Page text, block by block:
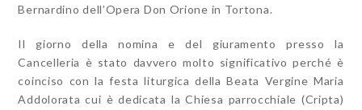
Bernardino dell’Opera Don Orione in Tortona.
Il giorno della nomina e del giuramento presso la
Cancelleria è stato davvero molto significativo perché è
coinciso con la festa liturgica della Beata Vergine Maria
Addolorata cui è dedicata la Chiesa parrocchiale (Cripta)